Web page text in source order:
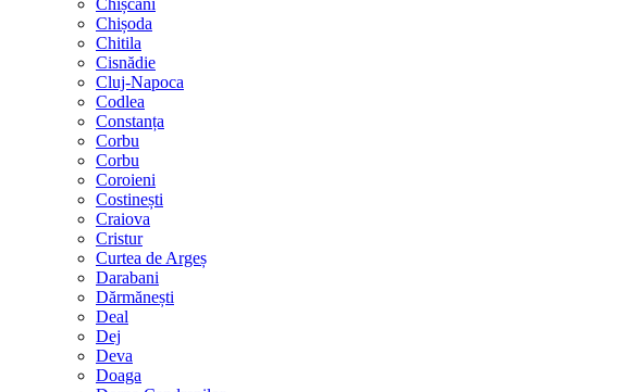
Chișcani
Chișoda
Chitila
Cisnădie
Cluj-Napoca
Codlea
Constanța
Corbu
Corbu
Coroieni
Costinești
Craiova
Cristur
Curtea de Argeș
Darabani
Dărmănești
Deal
Dej
Deva
Doaga